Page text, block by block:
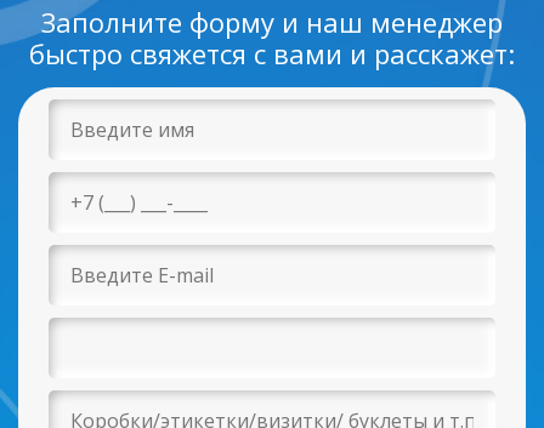
Заполните форму и наш менеджер
быстро свяжется с вами и расскажет: